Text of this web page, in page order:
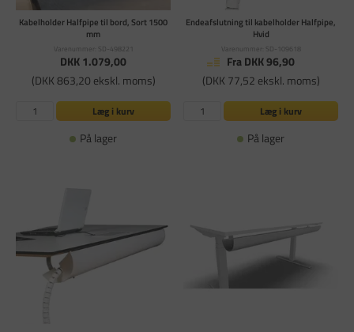
Kabelholder Halfpipe til bord, Sort 1500
mm
Varenummer: SD-498221
DKK 1.079,00
(DKK 863,20 ekskl. moms)
Læg i kurv
På lager
Endeafslutning til kabelholder Halfpipe,
Hvid
Varenummer: SD-109618
Fra DKK 96,90
(DKK 77,52 ekskl. moms)
Læg i kurv
På lager